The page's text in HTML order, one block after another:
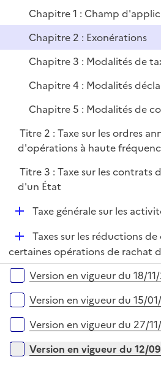
e
r
l
i
e
r
Chapitre 1 : Champ
Chapitre 2 : Exonérations
Chapitre 3 : Modalités de
Chapitre 4 : Modalités
Chapitre 5 : Modalités de
Titre 2 : Taxe sur les ordres
d'opérations à haute
Titre 3 : Taxe sur les contrats
d'un État
D
l
e
r
Taxe générale sur les
D
é
p
e
r
Taxes sur les réductions
certaines opérations de rachat
Versions sur la période
Version en vigueur du 18/
Version en vigueur du 15/
Version en vigueur du 27/
Version en vigueur du 12/